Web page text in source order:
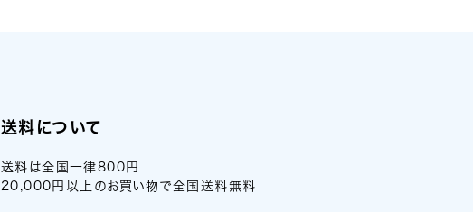
送料について
送料は全国一律800円
20,000円以上のお買い物で全国送料無料